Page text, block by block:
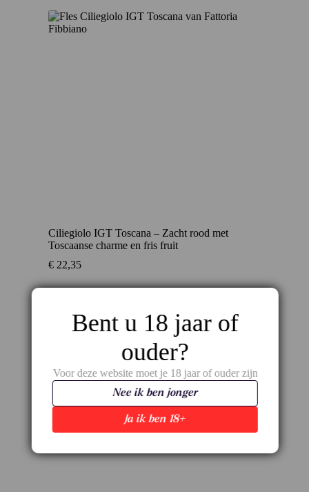
Ciliegiolo IGT Toscana – Zacht rood met
Toscaanse charme en fris fruit
€ 22,35
Bent u 18 jaar of
ouder?
Voor deze website moet je 18 jaar of ouder zijn
Ja ik ben 18+
Nee ik ben jonger